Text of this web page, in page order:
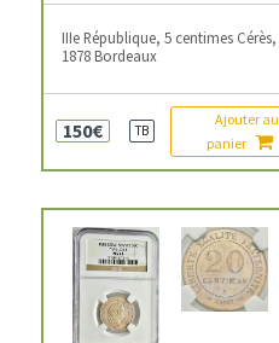
IIIe République, 5 centimes Cérès,
1878 Bordeaux
150€ TB
Ajouter au
panier